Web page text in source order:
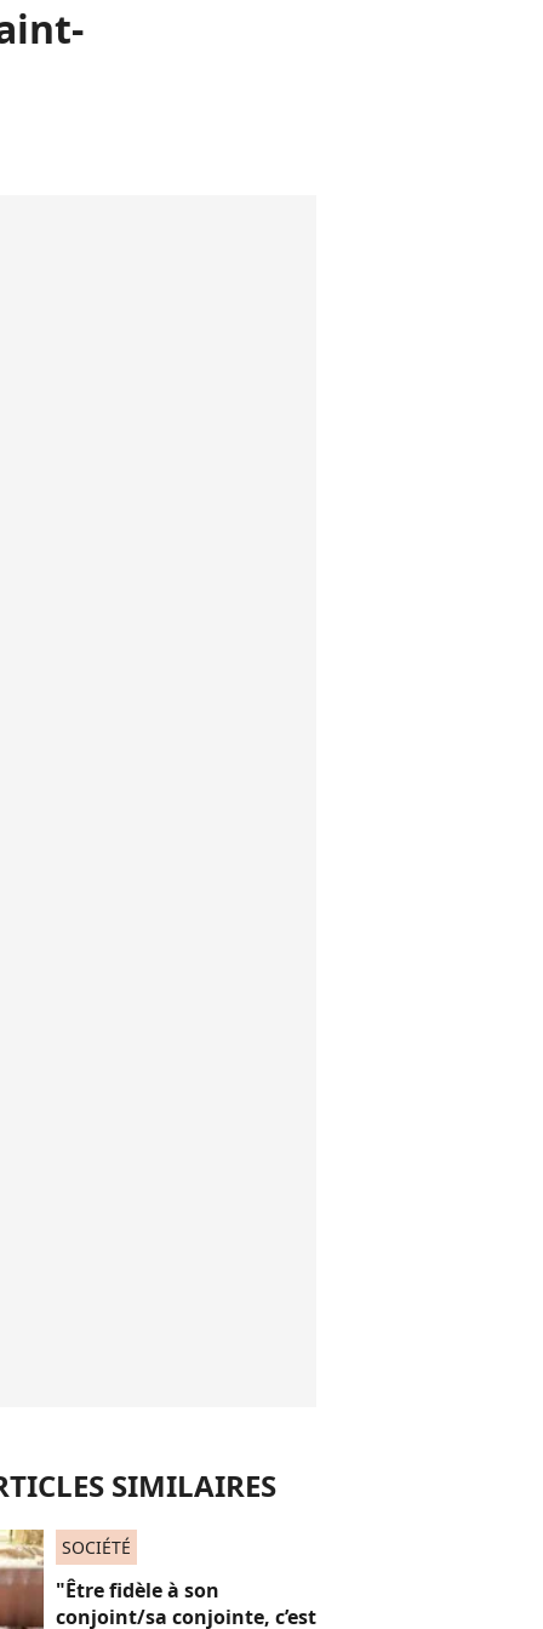
SIMILAIRES
SOCIÉTÉ
"Être fidèle à son
conjoint/sa conjointe, c’est